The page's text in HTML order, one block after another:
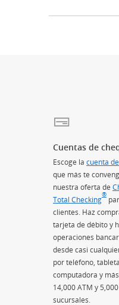
Cuentas de
Escoge la cuenta
que más te
nuestra oferta de
Total Checking
®
clientes. Haz
tarjeta de débito y
operaciones
desde casi
por teléfono,
computadora y
14,000 ATM y 5,000
sucursales.